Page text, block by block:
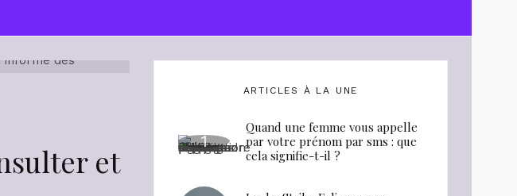
et
ARTICLES À LA UNE
Quand une femme vous appelle
par votre prénom par sms : que
cela signifie-t-il ?